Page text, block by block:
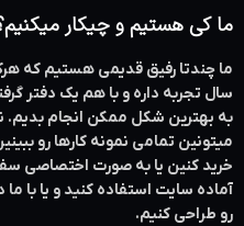
ما کی هستیم و چیکار
ما چندتا رفیق قدیمی هستیم
سال تجربه داره و با هم یک دفتر
به بهترین شکل ممکن انجام بدیم.
میتونین تمامی نمونه کارها رو
خرید کنین یا به صورت اختصاصی
آماده سایت استفاده کنید و یا با
رو طراحی کنیم.